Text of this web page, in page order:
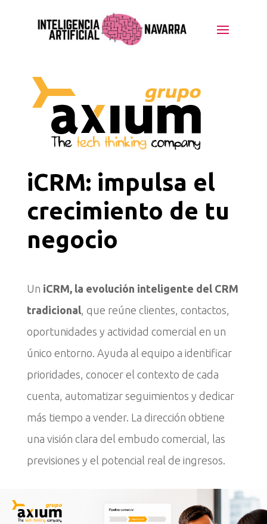
iCRM: impulsa el
crecimiento de tu
negocio
Un iCRM, la evolución inteligente del CRM
tradicional, que reúne clientes, contactos,
oportunidades y actividad comercial en un
único entorno. Ayuda al equipo a identificar
prioridades, conocer el contexto de cada
cuenta, automatizar seguimientos y dedicar
más tiempo a vender. La dirección obtiene
una visión clara del embudo comercial, las
previsiones y el potencial real de ingresos.